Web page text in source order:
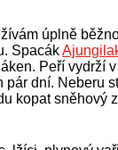
úplně
Spacák
Peří vydrží
pár dní. Neberu
kopat sněhový